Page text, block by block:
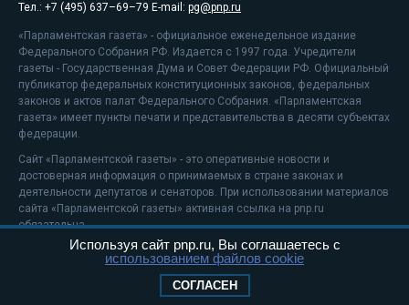
Тел.: +7 (495) 637–69–79 E-mail: pg@pnp.ru
«Парламентская газета» - официальное еженедельное издание
Федерального Собрания РФ. Издается с 1997 года. Учредители
газеты - Государственная Дума и Совет Федерации РФ. Официальный
публикатор федеральных конституционных законов, федеральных
законов и актов палат Федерального Собрания. «Парламентская
газета» имеет пункты печати и представительства в десяти субъектах
федерации.
Сайт «Парламентской газеты» - это оперативные новости и
достоверная информация о принимаемых в стране законах и
деятельности депутатов и сенаторов. При использовании материалов
сайта «Парламентской газеты» активная ссылка на pnp.ru
обязательна.
На информационном ресурсе применяютсярекомендательные
Положение о защите персональных данных
Используя сайт pnp.ru, Вы соглашаетесь с
использованием файлов cookie
СОГЛАСЕН